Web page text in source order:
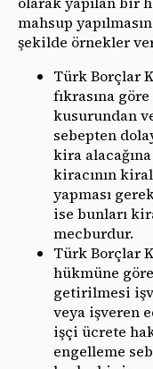
mahsup
şekilde örnekler
Türk Borçlar
fıkrasına
kusurundan
sebepten
kira
kiracının
yapması
ise bunları
mecburdur.
Türk Borçlar
hükmüne
getirilmesi
veya işveren
işçi ücrete
engelleme